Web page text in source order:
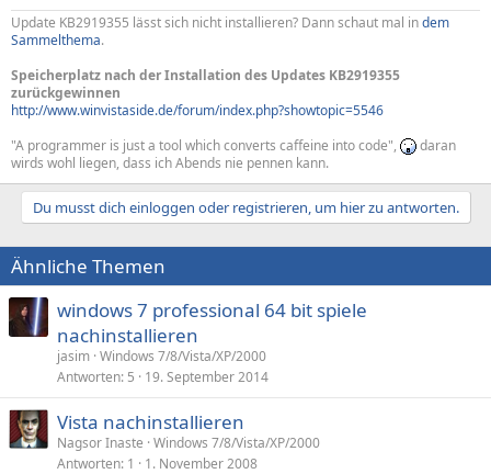
Update KB2919355 lässt sich nicht installieren? Dann schaut mal indem
Sammelthema.
Speicherplatz nach der Installation des Updates KB2919355
zurückgewinnen
http://www.winvistaside.de/forum/index.php?showtopic=5546
"A programmer is just a tool which converts caffeine into code",
daran
wirds wohl liegen, dass ich Abends nie pennen kann.
Du musst dich einloggen oder registrieren, um hier zu antworten.
Ähnliche Themen
windows 7 professional 64 bit spiele
nachinstallieren
jasim Windows 7/8/Vista/XP/2000
Antworten 5 19. September 2014
Vista nachinstallieren
Nagsor Inaste Windows 7/8/Vista/XP/2000
Antworten 1 1. November 2008